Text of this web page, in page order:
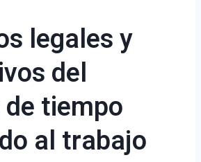
legales y
del
tiempo
al trabajo